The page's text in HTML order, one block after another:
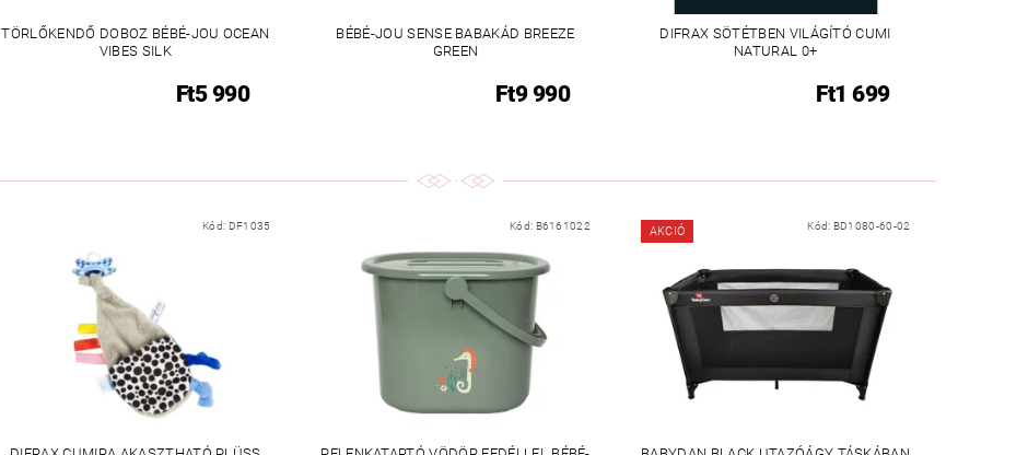
TÖRLŐKENDŐ DOBOZ BÉBÉ-JOU OCEAN
VIBES SILK
Ft5 990
BÉBÉ-JOU SENSE BABAKÁD BREEZE
GREEN
Ft9 990
DIFRAX SÖTÉTBEN VILÁGÍTÓ CUMI
NATURAL 0+
Ft1 699
Kód: DF1035 Kód: B6161022 AKCIÓ Kód: BD1080-60-02